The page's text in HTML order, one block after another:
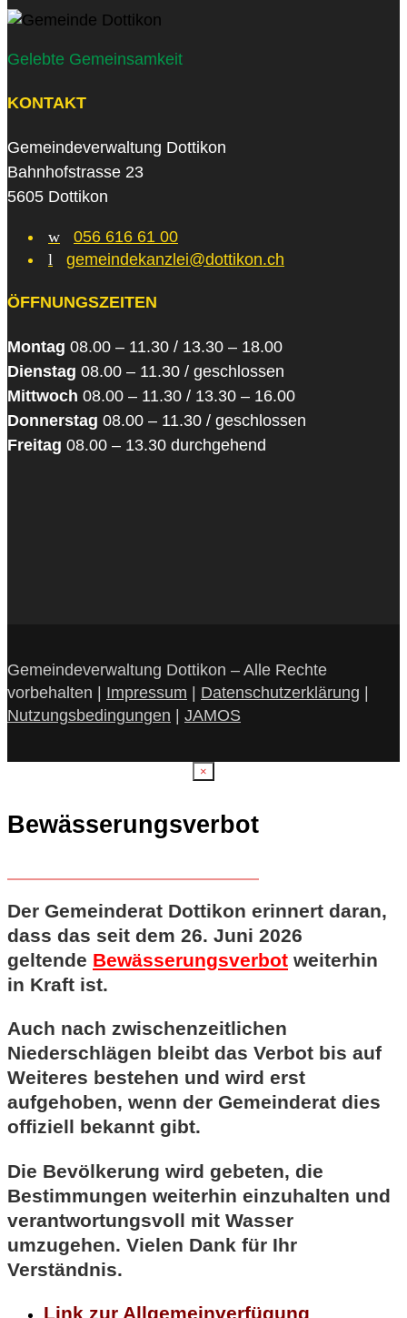
Gelebte Gemeinsamkeit
KONTAKT
Gemeindeverwaltung Dottikon
Bahnhofstrasse 23
5605 Dottikon
w
056 616 61 00
l
gemeindekanzlei@dottikon.ch
ÖFFNUNGSZEITEN
Montag 08.00 – 11.30 / 13.30 – 18.00
Dienstag 08.00 – 11.30 / geschlossen
Mittwoch 08.00 – 11.30 / 13.30 – 16.00
Donnerstag 08.00 – 11.30 / geschlossen
Freitag 08.00 – 13.30 durchgehend
Gemeindeverwaltung Dottikon – Alle Rechte
vorbehalten | Impressum Datenschutzerklärung
Nutzungsbedingungen
JAMOS
×
Bewässerungsverbot
Der Gemeinderat Dottikon erinnert daran,
dass das seit dem 26. Juni 2026
geltende Bewässerungsverbot weiterhin
in Kraft ist.
Auch nach zwischenzeitlichen
Niederschlägen bleibt das Verbot bis auf
Weiteres bestehen und wird erst
aufgehoben, wenn der Gemeinderat dies
offiziell bekannt gibt.
Die Bevölkerung wird gebeten, die
Bestimmungen weiterhin einzuhalten und
verantwortungsvoll mit Wasser
umzugehen. Vielen Dank für Ihr
Verständnis.
Link zur Allgemeinverfügung